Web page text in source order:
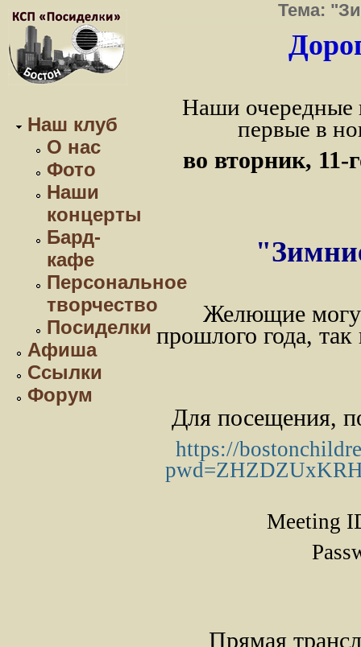
Наш клуб
О нас
Фото
Наши
концерты
Бард-
кафе
Персональное
творчество
Посиделки
Афиша
Ссылки
Форум
Тема:
Наши очередные
первые в
во вторник, 11-
Желющие
прошлого года,
Для посещения,
https://
pwd=
Meeting
Прямая